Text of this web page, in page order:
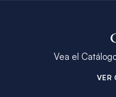
Vea el
VER